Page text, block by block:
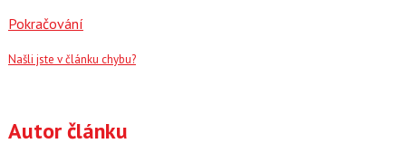
Pokračování
Našli jste v článku chybu?
Autor článku